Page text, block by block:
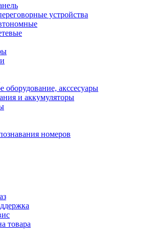
устройства
оборудование, акссесуары
и аккумуляторы
номеров
товара